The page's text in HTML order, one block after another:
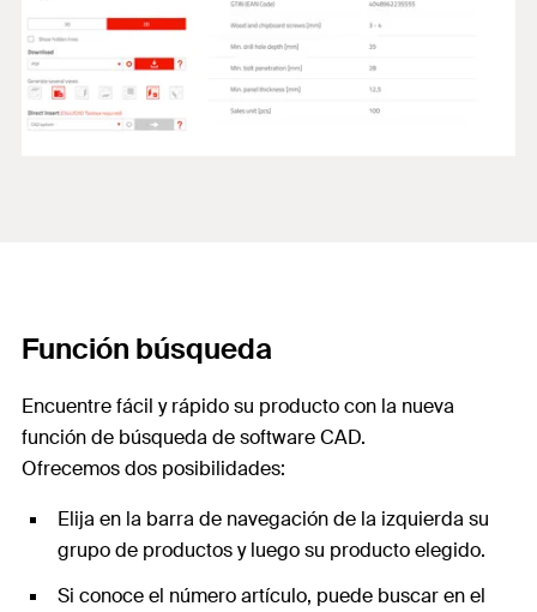
Función búsqueda
Encuentre fácil y rápido su producto con la nueva
función de búsqueda de software CAD.
Ofrecemos dos posibilidades:
Elija en la barra de navegación de la izquierda su
grupo de productos y luego su producto elegido.
Si conoce el número artículo, puede buscar en el